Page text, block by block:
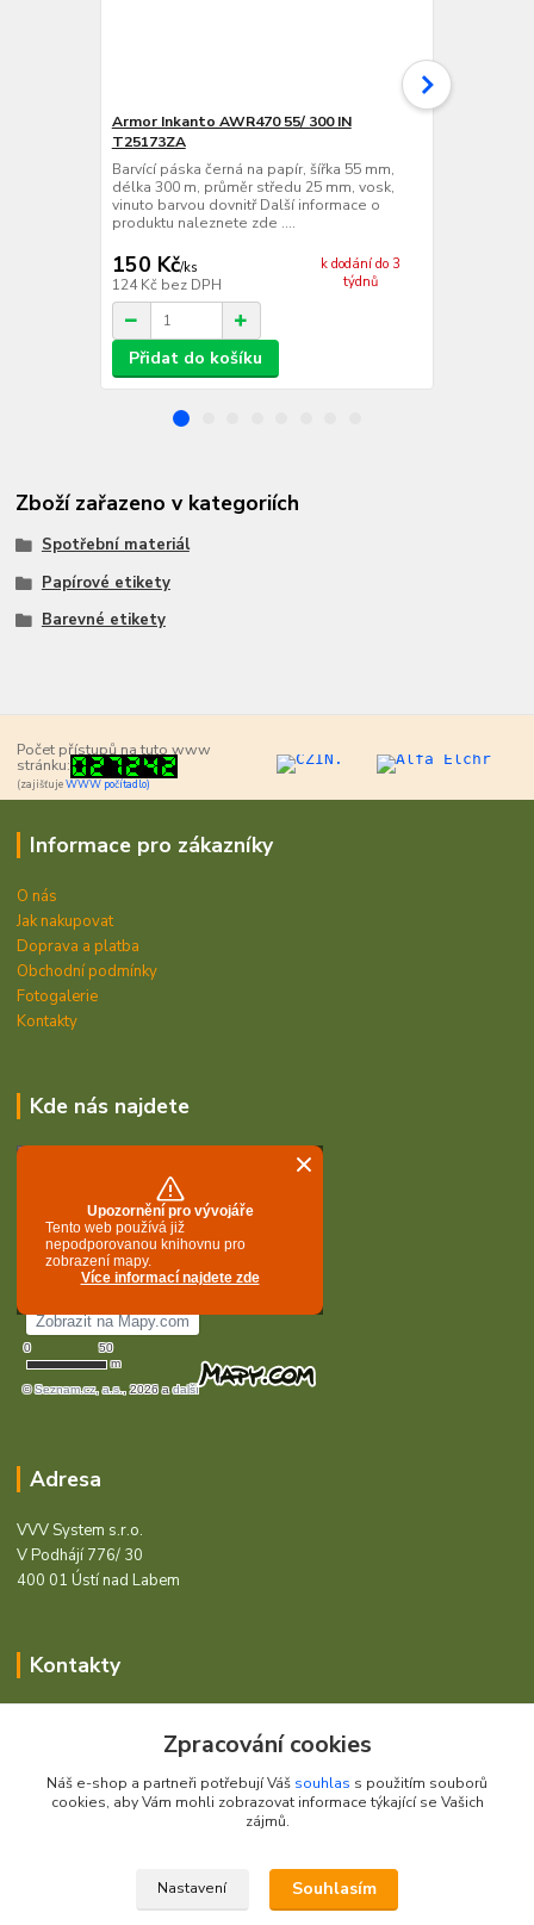
Armor Inkanto AWR470 55/ 300 IN
T25173ZA
Barvící páska černá na papír, šířka 55 mm,
délka 300 m, průměr středu 25 mm, vosk,
vinuto barvou dovnitř Další informace o
produktu naleznete zde ....
150 Kč/ks
124 Kč bez DPH
k dodání do 3
týdnů
Přidat do košíku
Zboží zařazeno v kategoriích
Spotřební materiál
Papírové etikety
Barevné etikety
Počet přístupů na tuto www
stránku:
(zajišťujeWWW počítadlo)
Informace pro zákazníky
O nás
Jak nakupovat
Doprava a platba
Obchodní podmínky
Fotogalerie
Kontakty
Kde nás najdete
Adresa
VVV System s.r.o.
V Podhájí 776/ 30
400 01 Ústí nad Labem
Kontakty
+420 472744350
Po - Pá 8:00 - 15:00
Zpracování cookies
Náš e-shop a partneři potřebují Váš souhlas s použitím souborů
cookies, aby Vám mohli zobrazovat informace týkající se Vašich
zájmů.
Nastavení Souhlasím